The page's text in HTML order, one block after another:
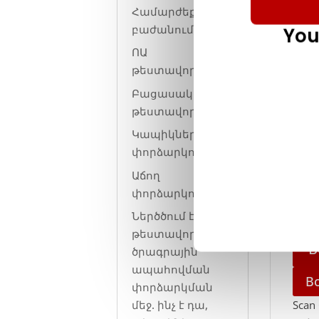
Համարժեք դասի
բաժանում
ՈԱ
թեստավորում
Բացասական
թեստավորում
Կապիկների
փորձարկում
Աճող
փորձարկում
Ներծծում է
թեստավորումը
ծրագրային
ապահովման
փորձարկման
մեջ. ինչ է դա,